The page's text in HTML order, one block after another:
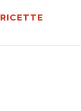
RICETTE